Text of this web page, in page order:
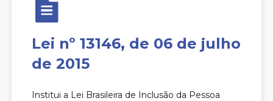
Lei nº 13146, de 06 de julho
de 2015
Institui a Lei Brasileira de Inclusão da Pessoa